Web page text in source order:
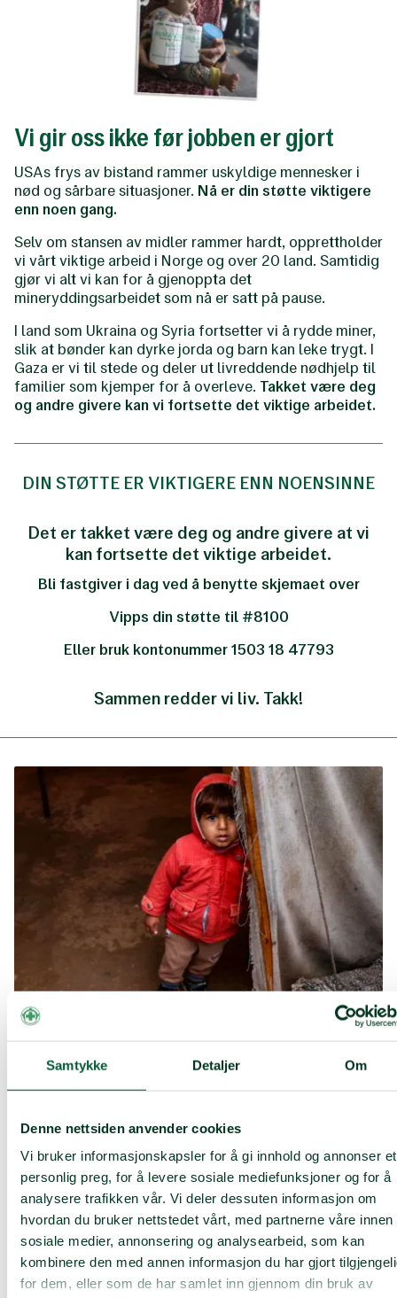
Samtykke Detaljer Om
Denne nettsiden anvender cookies
Vi bruker informasjonskapsler for å gi innhold og annonser et
personlig preg, for å levere sosiale mediefunksjoner og for å
analysere trafikken vår. Vi deler dessuten informasjon om
hvordan du bruker nettstedet vårt, med partnerne våre innen
sosiale medier, annonsering og analysearbeid, som kan
kombinere den med annen informasjon du har gjort
for dem, eller som de har samlet inn gjennom din bruk av
Vi gir oss ikke før jobben er gjort
USAs frys av bistand rammer uskyldige mennesker i
nød og sårbare situasjoner. Nå er din støtte viktigere
enn noen gang.
Selv om stansen av midler rammer hardt, opprettholder
vi vårt viktige arbeid i Norge og over 20 land. Samtidig
gjør vi alt vi kan for å gjenoppta det
mineryddingsarbeidet som nå er satt på pause.
I land som Ukraina og Syria fortsetter vi å rydde miner,
slik at bønder kan dyrke jorda og barn kan leke trygt. I
Gaza er vi til stede og deler ut livreddende nødhjelp til
familier som kjemper for å overleve. Takket være deg
og andre givere kan vi fortsette det viktige arbeidet.
DIN STØTTE ER VIKTIGERE ENN NOENSINNE
Det er takket være deg og andre givere at vi
kan fortsette det viktige arbeidet.
Bli fastgiver i dag ved å benytte skjemaet over
Vipps din støtte til #8100
Eller bruk kontonummer 1503 18 47793
Sammen redder vi liv. Takk!
Sammen med våre partnere på bakken jobbet vi iherdig
som grensene endelig har åpnet kan vi nå ut til enda
tepper og hygieneartikler. Gjennom lek og tegning får
også barn mulighet til å bearbeide sine traumer,
behovet er enormt.